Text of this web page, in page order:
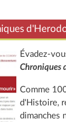
Évadez-
Chroniques
Comme
d'Histoire,
dimanches